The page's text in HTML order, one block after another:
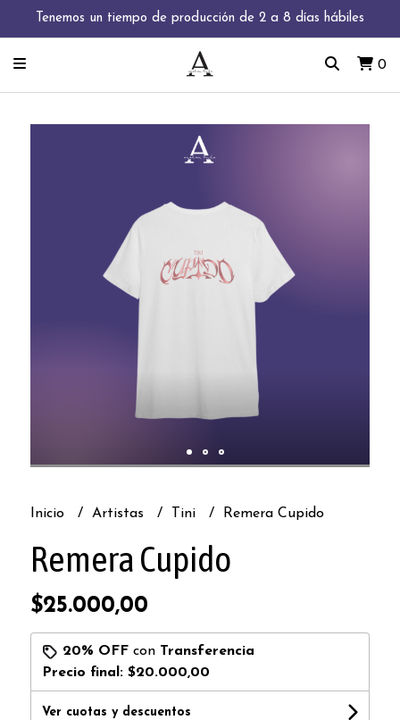
Tenemos un tiempo de producción de 2 a 8 días hábiles
0
Inicio Artistas Tini Remera Cupido
Remera Cupido
$25.000,00
20% OFFcon Transferencia
Precio final: $20.000,00
Ver cuotas y descuentos